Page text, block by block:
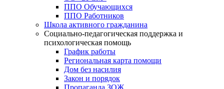
ППО Обучающихся
ППО Работников
Школа активного гражданина
Социально-педагогическая поддержка и
психологическая помощь
График работы
Региональная карта помощи
Дом без насилия
Закон и порядок
Пропаганда ЗОЖ